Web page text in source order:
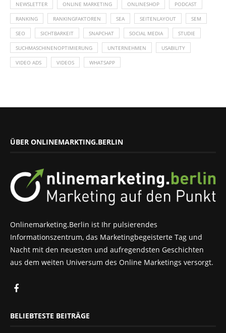
NEWSLETTER ONLINE MARKETING ONLINESHOP PODCAST
RANKING RANKINGFAKTOREN SEA SEITENLAYOUT SEM
SEO SICHTBARKEIT SNAPCHAT SOCIAL MEDIA STUDIE
SUCHMASCHINENOPTIMIERUNG UNTERNEHMEN USABILITY
VIDEO ADS VIDEOS WHATSAPP
ÜBER ONLINEMARKTING.BERLIN
Onlinemarketing.Berlin ist Ihr pulsierendes
Informationszentrum, das Marketingbegeisterte Tag und
Nacht mit den neuesten und aufregendsten Geschichten
aus dem weiten Universum des Online Marketings versorgt.
BELIEBTESTE BEITRÄGE